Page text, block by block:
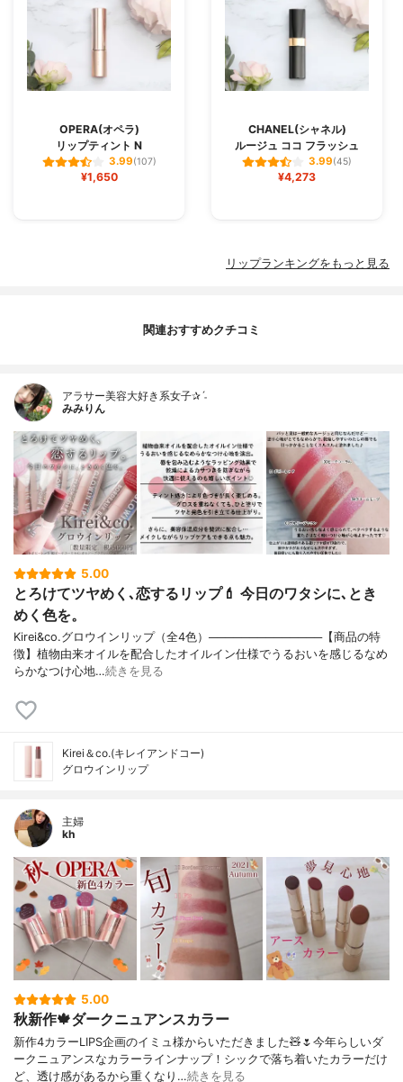
OPERA(オペラ)
リップティント N
3.99(107)
¥1,650
CHANEL(シャネル)
ルージュ ココ フラッシュ
3.99(45)
¥4,273
リップランキングをもっと見る
関連おすすめクチコミ
アラサー美容大好き系女子✰ˊ˗
みみりん
5.00
とろけてツヤめく､恋するリップ💄 今日のワタシに､とき
めく色を。
Kirei&co.グロウインリップ（全4色）──────────────【商品の特
徴】植物由来オイルを配合したオイルイン仕様でうるおいを感じるなめ
らかなつけ心地…続きを見る
Kirei＆co.(キレイアンドコー)
グロウインリップ
主婦
kh
5.00
秋新作🍁ダークニュアンスカラー
新作4カラーLIPS企画のイミュ様からいただきました🧸🌷今年らしいダ
ークニュアンスなカラーラインナップ！シックで落ち着いたカラーだけ
ど、透け感があるから重くなり…続きを見る